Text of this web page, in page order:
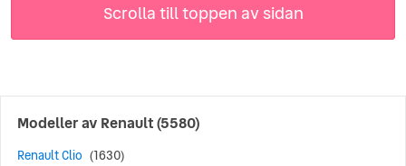
Scrolla till toppen av sidan
Modeller av Renault(5580)
Renault Clio (1630)